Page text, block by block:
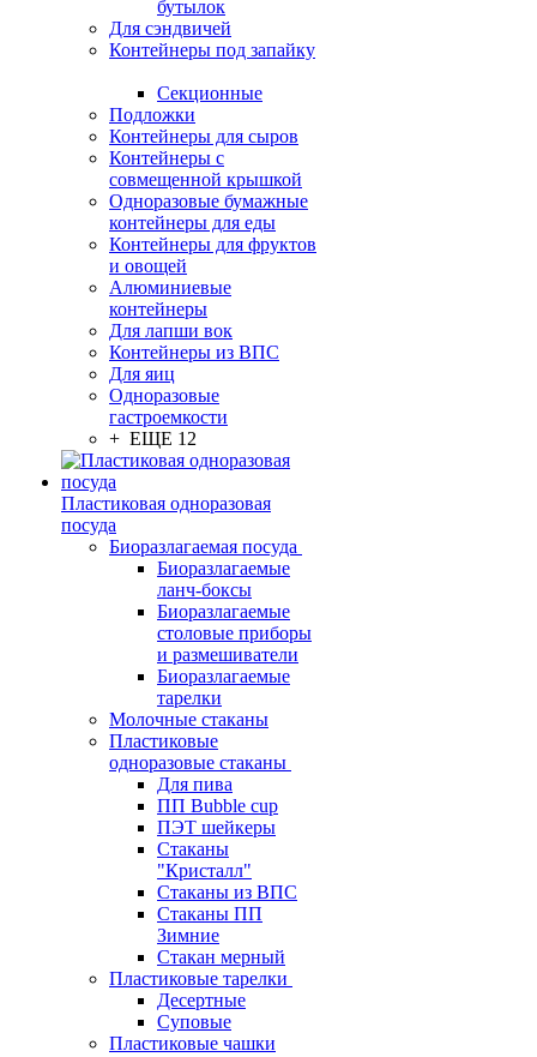
бутылок
Для сэндвичей
Контейнеры под запайку
Секционные
Подложки
Контейнеры для сыров
Контейнеры с
совмещенной крышкой
Одноразовые бумажные
контейнеры для еды
Контейнеры для фруктов
и овощей
Алюминиевые
контейнеры
Для лапши вок
Контейнеры из ВПС
Для яиц
Одноразовые
гастроемкости
+ ЕЩЕ 12
Пластиковая одноразовая
посуда
Биоразлагаемая посуда
Биоразлагаемые
ланч-боксы
Биоразлагаемые
столовые приборы
и размешиватели
Биоразлагаемые
тарелки
Молочные стаканы
Пластиковые
одноразовые стаканы
Для пива
ПП Bubble cup
ПЭТ шейкеры
Стаканы
"Кристалл"
Стаканы из ВПС
Стаканы ПП
Зимние
Стакан мерный
Пластиковые тарелки
Десертные
Суповые
Пластиковые чашки